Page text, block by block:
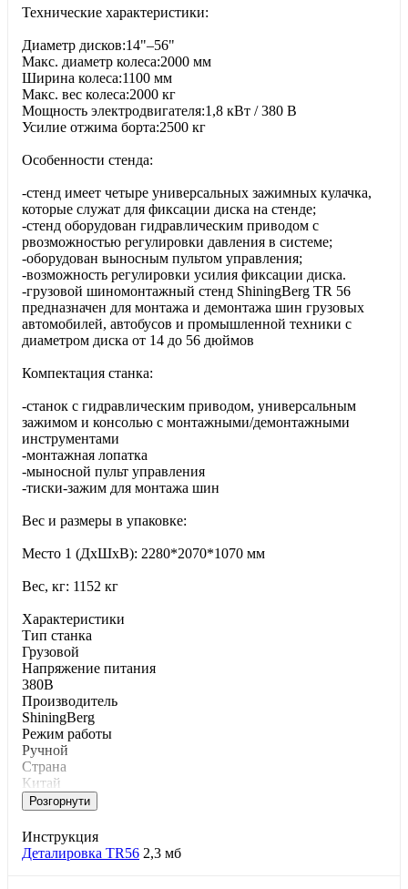
Технические характеристики:
Диаметр дисков:14"–56"
Макс. диаметр колеса:2000 мм
Ширина колеса:1100 мм
Макс. вес колеса:2000 кг
Мощность электродвигателя:1,8 кВт / 380 В
Усилие отжима борта:2500 кг
Особенности стенда:
-cтенд имеет четыре универсальных зажимных кулачка,
которые служат для фиксации диска на стенде;
-cтенд оборудован гидравлическим приводом с
рвозможностью регулировки давления в системе;
-оборудован выносным пультом управления;
-возможность регулировки усилия фиксации диска.
-грузовой шиномонтажный стенд ShiningBerg TR 56
предназначен для монтажа и демонтажа шин грузовых
автомобилей, автобусов и промышленной техники с
диаметром диска от 14 до 56 дюймов
Компектация станка:
-станок с гидравлическим приводом, универсальным
зажимом и консолью с монтажными/демонтажными
инструментами
-монтажная лопатка
-мыносной пульт управления
-тиски-зажим для монтажа шин
Вес и размеры в упаковке:
Место 1 (ДхШхВ): 2280*2070*1070 мм
Вес, кг: 1152 кг
Характеристики
Тип станка
Грузовой
Напряжение питания
380В
Производитель
ShiningBerg
Режим работы
Ручной
Страна
Китай
Розгорнути
Инструкция
Деталировка TR56 2,3 мб